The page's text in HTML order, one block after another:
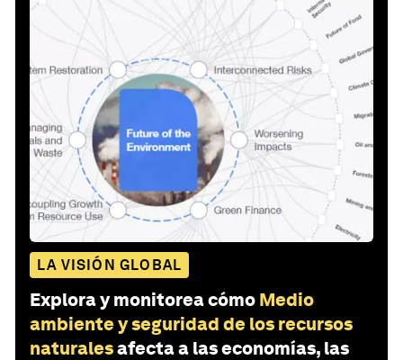
LA VISIÓN GLOBAL
Explora y monitorea cómo Medio
ambiente y seguridad de los recursos
naturalesafecta a las economías, las